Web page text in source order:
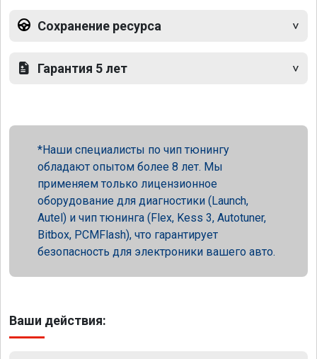
Сохранение ресурса
Гарантия 5 лет
Наши специалисты по чип тюнингу
обладают опытом более 8 лет. Мы
применяем только лицензионное
оборудование для диагностики (Launch,
Autel) и чип тюнинга (Flex, Kess 3, Autotuner,
Bitbox, PCMFlash), что гарантирует
безопасность для электроники вашего авто.
Ваши действия: